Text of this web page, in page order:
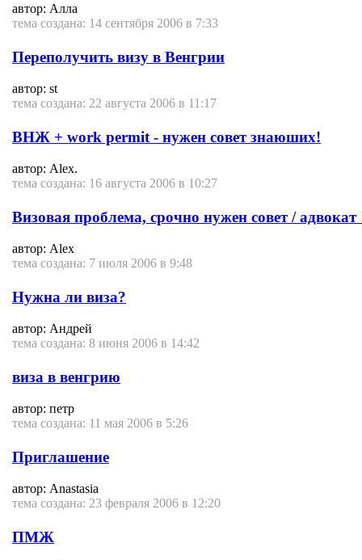
автор: Алла
тема создана: 14 сентября 2006 в 7:33
Переполучить визу в Венгрии
автор: st
тема создана: 22 августа 2006 в 11:17
ВНЖ + work permit - нужен совет знаюших!
автор: Alex.
тема создана: 16 августа 2006 в 10:27
Визовая проблема, срочно нужен совет / адвокат
автор: Alex
тема создана: 7 июля 2006 в 9:48
Нужна ли виза?
автор: Андрей
тема создана: 8 июня 2006 в 14:42
виза в венгрию
автор: петр
тема создана: 11 мая 2006 в 5:26
Приглашение
автор: Anastasia
тема создана: 23 февраля 2006 в 12:20
ПМЖ